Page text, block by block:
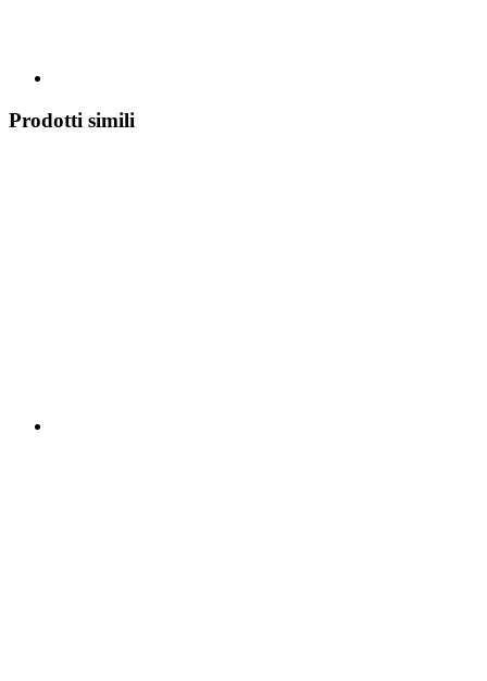
Prodotti simili